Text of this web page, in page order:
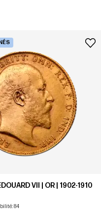
VII | OR | 1902-1910
: 84